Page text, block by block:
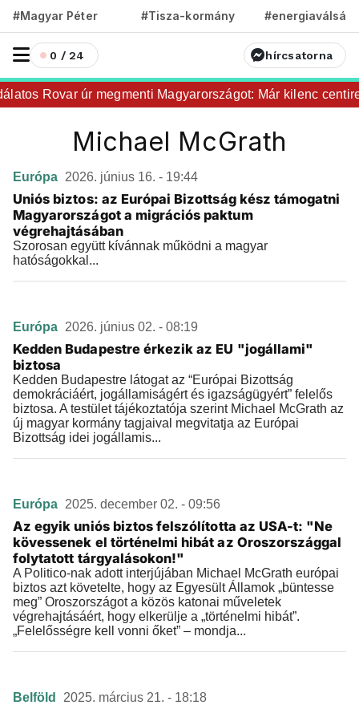
#Magyar Péter #Tisza-kormány #energiaválság
0 / 24 hírcsatorna
Rovar úr megmenti Magyarországot: Már kilenc
Michael McGrath
Európa 2026. június 16. - 19:44
Uniós biztos: az Európai Bizottság kész támogatni
Magyarországot a migrációs paktum
végrehajtásában
Szorosan együtt kívánnak működni a magyar
hatóságokkal...
Európa 2026. június 02. - 08:19
Kedden Budapestre érkezik az EU "jogállami"
biztosa
Kedden Budapestre látogat az “Európai Bizottság
demokráciáért, jogállamiságért és igazságügyért” felelős
biztosa. A testület tájékoztatója szerint Michael McGrath az
új magyar kormány tagjaival megvitatja az Európai
Bizottság idei jogállamis...
Európa 2025. december 02. - 09:56
Az egyik uniós biztos felszólította az USA-t: "Ne
kövessenek el történelmi hibát az Oroszországgal
folytatott tárgyalásokon!"
A Politico-nak adott interjújában Michael McGrath európai
biztos azt követelte, hogy az Egyesült Államok „büntesse
meg” Oroszországot a közös katonai műveletek
végrehajtásáért, hogy elkerülje a „történelmi hibát”.
„Felelősségre kell vonni őket” – mondja...
Belföld 2025. március 21. - 18:18